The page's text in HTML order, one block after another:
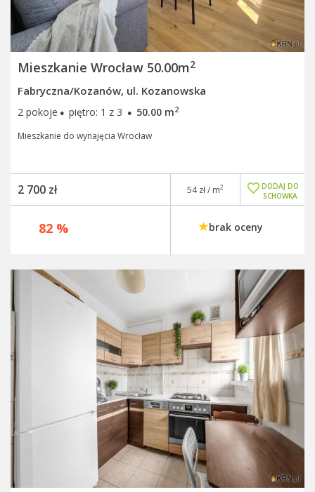
Mieszkanie Wrocław 50.00m2
Fabryczna/Kozanów, ul. Kozanowska
2 pokoje · piętro: 1 z 3 · 50.00 m2
Mieszkanie do wynajęcia Wrocław
2 700 zł
DODAJ DO
SCHOWKA
54 zł / m2
82 % brak oceny